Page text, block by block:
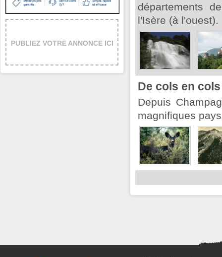
départements
l'Isère (à l'ouest).
De cols en cols
Depuis
magnifiques
PUBLIEZ VOTRE ANNONCE ICI